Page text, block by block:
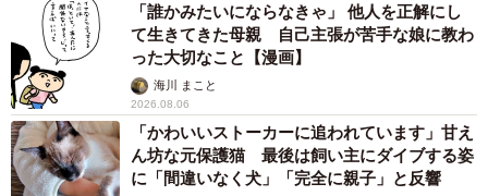
「誰かみたいにならなきゃ」 他人を正解にし
て生きてきた母親 自己主張が苦手な娘に教わ
った大切なこと【漫画】
海川 まこと
2026.08.06
「かわいいストーカーに追われています」甘え
ん坊な元保護猫 最後は飼い主にダイブする姿
に「間違いなく犬」「完全に親子」と反響